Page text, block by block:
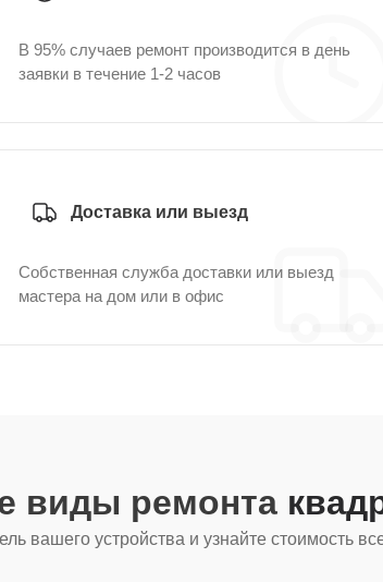
В 95% случаев ремонт производится в день
заявки в течение 1-2 часов
Доставка или выезд
Собственная служба доставки или выезд
мастера на дом или в офис
виды ремонта
вашего устройства и узнайте стоимость